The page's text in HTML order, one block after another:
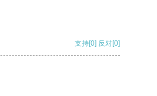
支持[0] 反对[0]